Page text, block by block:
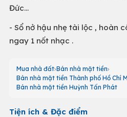
Đức...
- Sổ nở hậu nhẹ tài lộc , hoàn
ngay 1 nốt nhạc .
Mua nhà đất Bán nhà mặt tiền
Bán nhà mặt tiền Thành phố Hồ Chí
Bán nhà mặt tiền Huỳnh Tấn Phát
Tiện ích & Đặc điểm